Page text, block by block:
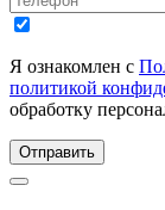
Я ознакомлен с
политикой
обработку
Отправить